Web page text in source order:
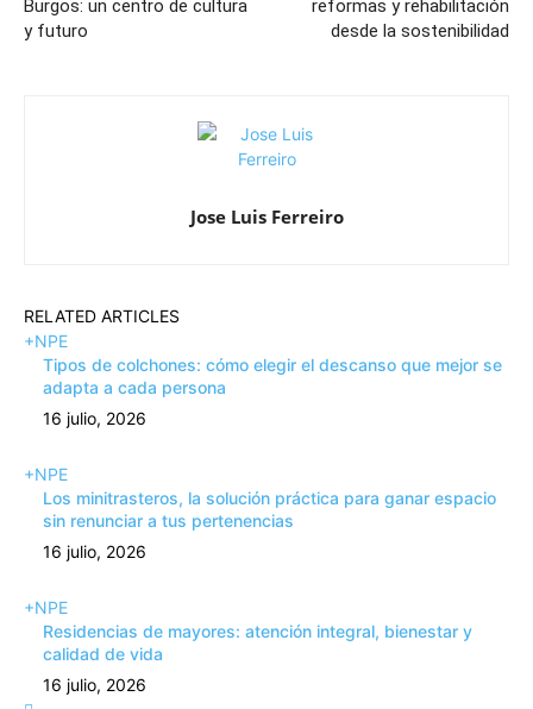
Burgos: un centro de cultura
y futuro
reformas y rehabilitación
desde la sostenibilidad
Jose Luis Ferreiro
RELATED ARTICLES
+NPE
Tipos de colchones: cómo elegir el descanso que mejor se
adapta a cada persona
16 julio, 2026
+NPE
Los minitrasteros, la solución práctica para ganar espacio
sin renunciar a tus pertenencias
16 julio, 2026
+NPE
Residencias de mayores: atención integral, bienestar y
calidad de vida
16 julio, 2026